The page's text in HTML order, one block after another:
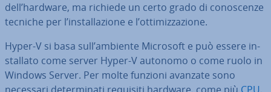
dell’hardware, ma richiede un certo grado di co­no­scen­ze
tecniche per l’in­stal­la­zio­ne e l’ot­ti­miz­za­zio­ne.
Hyper-V si basa sull’ambiente Microsoft e può essere in­
stal­la­to come server Hyper-V autonomo o come ruolo in
Windows Server. Per molte funzioni avanzate sono